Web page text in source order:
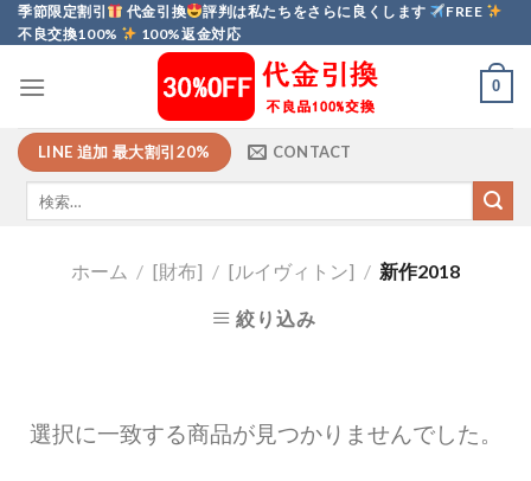
Skip
to
季節限定割引 代金引換 評判は私たちをさらに良くします
FREE
不良交換100%
100%返金対応
0
LINE 追加 最大割引20% CONTACT
ホーム / [財布] / [ルイヴィトン] / 新作2018
絞り込み
選択に一致する商品が見つかりませんでした。